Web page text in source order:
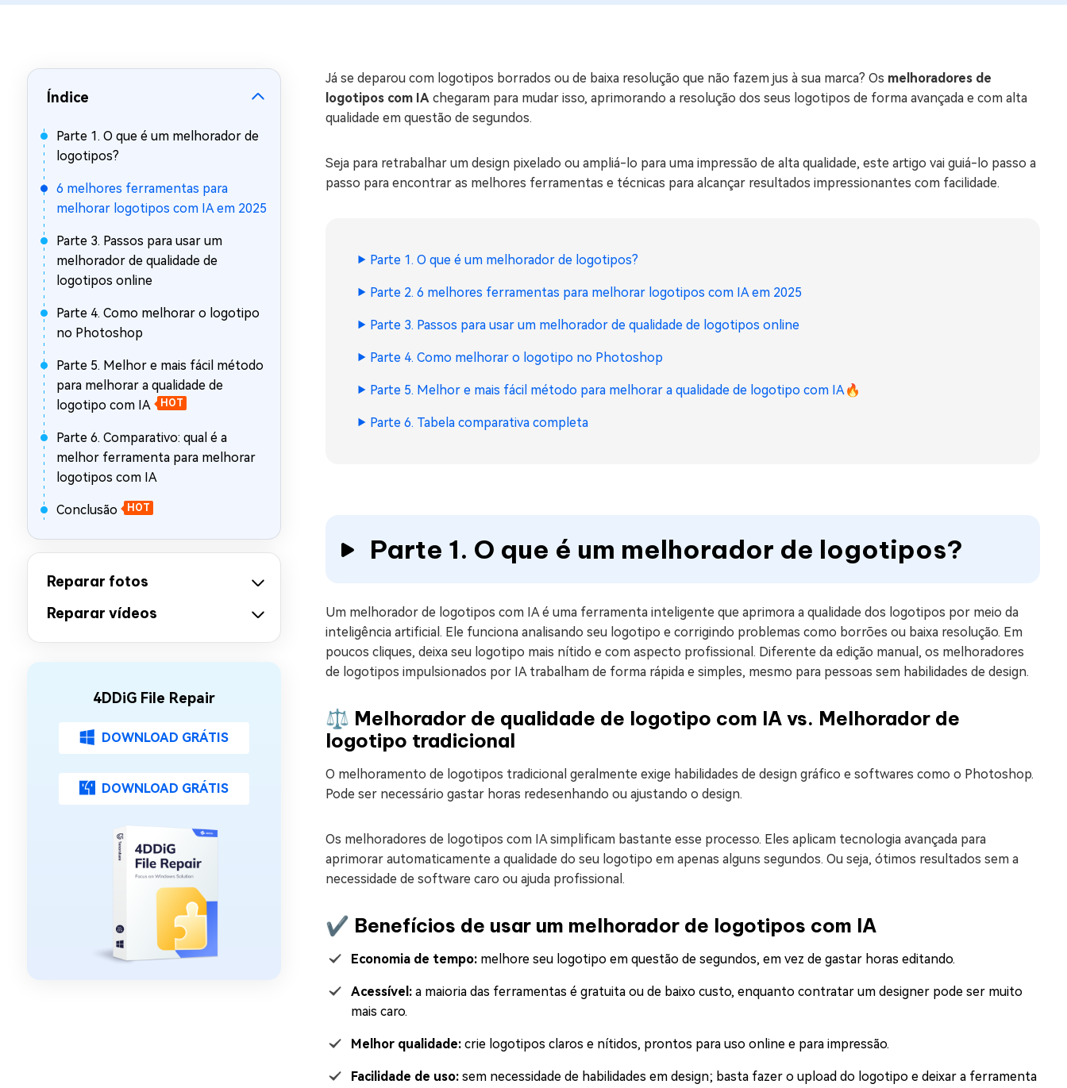
Windows Boot Genius
Corrigir Problemas de Windows em Minutos
Corrigir Erros de Mac Grátis
Windows 11 Upgrade Checker
Índice
Parte 1. O que é um melhorador de
logotipos?
6 melhores ferramentas para
melhorar logotipos com IA em 2025
Parte 3. Passos para usar um
melhorador de qualidade de
logotipos online
Parte 4. Como melhorar o logotipo
no Photoshop
Parte 5. Melhor e mais fácil método
para melhorar a qualidade de
logotipo com IA
HOT
Parte 6. Comparativo: qual é a
melhor ferramenta para melhorar
logotipos com IA
Conclusão HOT
Reparar fotos
Reparar vídeos
4DDiG File Repair
DOWNLOAD GRÁTIS
DOWNLOAD GRÁTIS
Já se deparou com logotipos borrados ou de baixa resolução que não fazem jus à sua marca? Os melhoradores de
logotipos com IA chegaram para mudar isso, aprimorando a resolução dos seus logotipos de forma avançada e com alta
qualidade em questão de segundos.
Seja para retrabalhar um design pixelado ou ampliá-lo para uma impressão de alta qualidade, este artigo vai guiá-lo passo a
passo para encontrar as melhores ferramentas e técnicas para alcançar resultados impressionantes com facilidade.
Parte 1. O que é um melhorador de logotipos?
Parte 2. 6 melhores ferramentas para melhorar logotipos com IA em 2025
Parte 3. Passos para usar um melhorador de qualidade de logotipos online
Parte 4. Como melhorar o logotipo no Photoshop
Parte 5. Melhor e mais fácil método para melhorar a qualidade de logotipo com IA🔥
Parte 6. Tabela comparativa completa
Parte 1. O que é um melhorador de logotipos?
Um melhorador de logotipos com IA é uma ferramenta inteligente que aprimora a qualidade dos logotipos por meio da
inteligência artificial. Ele funciona analisando seu logotipo e corrigindo problemas como borrões ou baixa resolução. Em
poucos cliques, deixa seu logotipo mais nítido e com aspecto profissional. Diferente da edição manual, os melhoradores
de logotipos impulsionados por IA trabalham de forma rápida e simples, mesmo para pessoas sem habilidades de design.
⚖️ Melhorador de qualidade de logotipo com IA vs. Melhorador de
logotipo tradicional
O melhoramento de logotipos tradicional geralmente exige habilidades de design gráfico e softwares como o Photoshop.
Pode ser necessário gastar horas redesenhando ou ajustando o design.
Os melhoradores de logotipos com IA simplificam bastante esse processo. Eles aplicam tecnologia avançada para
aprimorar automaticamente a qualidade do seu logotipo em apenas alguns segundos. Ou seja, ótimos resultados sem a
necessidade de software caro ou ajuda profissional.
✔️ Benefícios de usar um melhorador de logotipos com IA
Economia de tempo: melhore seu logotipo em questão de segundos, em vez de gastar horas editando.
Acessível: a maioria das ferramentas é gratuita ou de baixo custo, enquanto contratar um designer pode ser muito
mais caro.
Melhor qualidade: crie logotipos claros e nítidos, prontos para uso online e para impressão.
Facilidade de uso: sem necessidade de habilidades em design; basta fazer o upload do logotipo e deixar a ferramenta